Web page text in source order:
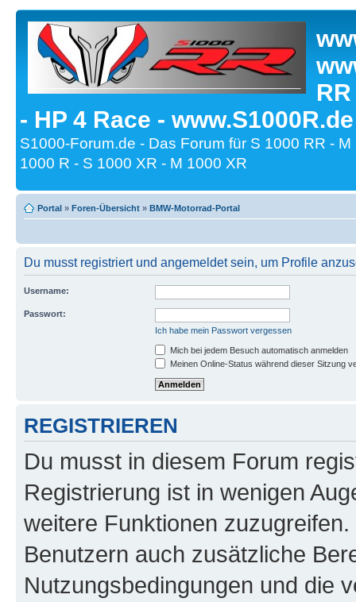
- HP 4 Race -
S1000-Forum.de - Das Forum für S 1000 RR -
1000 R - S 1000 XR - M 1000 XR
Portal » Foren-Übersicht » BMW-Motorrad-Portal
Du musst registriert und angemeldet sein, um Profile
Username:
Passwort:
Ich habe mein Passwort vergessen
Mich bei jedem Besuch automatisch anmelden
Meinen Online-Status während dieser Sitzung
REGISTRIEREN
Du musst in diesem Forum
Registrierung ist in wenigen
weitere Funktionen
Benutzern auch zusätzliche
Nutzungsbedingungen und die